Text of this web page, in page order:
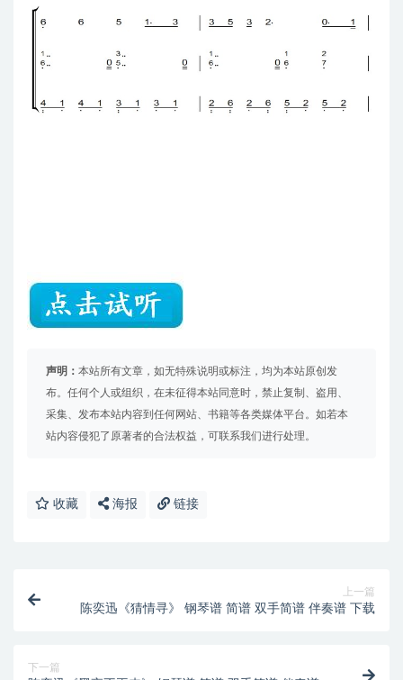
声明： 本站所有文章，如无特殊说明或标注，均为本站原创发
布。任何个人或组织，在未征得本站同意时，禁止复制、盗用、
采集、发布本站内容到任何网站、书籍等各类媒体平台。如若本
站内容侵犯了原著者的合法权益，可联系我们进行处理。
收藏 海报 链接
上一篇
陈奕迅《猜情寻》 钢琴谱 简谱 双手简谱 伴奏谱 下载
下一篇